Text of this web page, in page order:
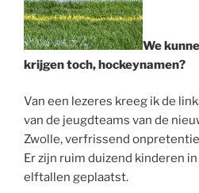
We
krijgen toch, hockeynamen?
Van een lezeres kreeg ik de
van de jeugdteams van de
Zwolle, verfrissend
Er zijn ruim duizend kinderen
elftallen geplaatst.